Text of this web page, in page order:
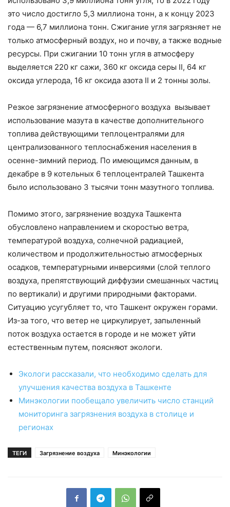
это число достигло 5,3 миллиона тонн, а к концу 2023
года — 6,7 миллиона тонн. Сжигание угля загрязняет не
только атмосферный воздух, но и почву, а также водные
ресурсы. При сжигании 10 тонн угля в атмосферу
выделяется 220 кг сажи, 360 кг оксида серы II, 64 кг
оксида углерода, 16 кг оксида азота II и 2 тонны золы.
Резкое загрязнение атмосферного воздуха вызывает
использование мазута в качестве дополнительного
топлива действующими теплоцентралями для
централизованного теплоснабжения населения в
осенне-зимний период. По имеющимся данным, в
декабре в 9 котельных 6 теплоцентралей Ташкента
было использовано 3 тысячи тонн мазутного топлива.
Помимо этого, загрязнение воздуха Ташкента
обусловлено направлением и скоростью ветра,
температурой воздуха, солнечной радиацией,
количеством и продолжительностью атмосферных
осадков, температурными инверсиями (слой теплого
воздуха, препятствующий диффузии смешанных частиц
по вертикали) и другими природными факторами.
Ситуацию усугубляет то, что Ташкент окружен горами.
Из-за того, что ветер не циркулирует, запыленный
поток воздуха остается в городе и не может уйти
естественным путем, поясняют экологи.
Экологи рассказали, что необходимо сделать для
улучшения качества воздуха в Ташкенте
Минэкологии пообещало увеличить число станций
мониторинга загрязнения воздуха в столице и
регионах
ТЕГИ Загрязнение воздуха Минэкологии